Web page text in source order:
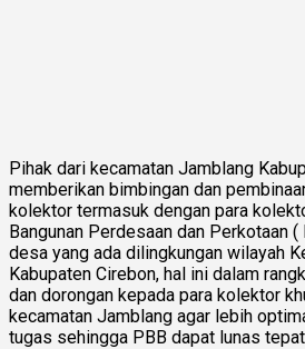
Pihak dari kecamatan Jamblang
memberikan bimbingan dan
kolektor termasuk dengan para
Bangunan Perdesaan dan Perkotaan
desa yang ada dilingkungan wilayah
Kabupaten Cirebon, hal ini dalam
dan dorongan kepada para kolektor
kecamatan Jamblang agar lebih
tugas sehingga PBB dapat lunas